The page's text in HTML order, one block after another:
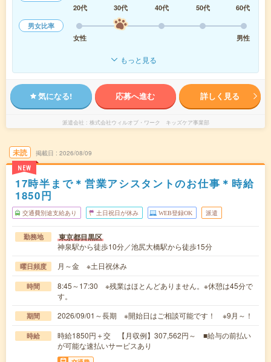
20代
30代 40代 50代
60代
男女比率
女性
男性
もっと見る
気になる! 応募へ進む 詳しく見る
派遣会社 株式会社ウィルオブ・ワーク キッズケア事業部
未読
NEW
掲載日 2026/08/09
17時半まで＊営業アシスタントのお仕事＊時給
1850円
交通費別途支給あり 土日祝日が休み WEB登録OK 派遣
勤務地 東京都目黒区
神泉駅から徒歩10分／池尻大橋駅から徒歩15分
曜日頻度 月～金 ※土日祝休み
時間
8:45～17:30 ※残業はほとんどありません。※休憩は45分で
す。
期間 2026/09/01～長期 ※開始日はご相談可能です！ ※9月～！
時給
時給1850円＋交 【月収例】307,562円～ ■給与の前払い
が可能な速払いサービスあり